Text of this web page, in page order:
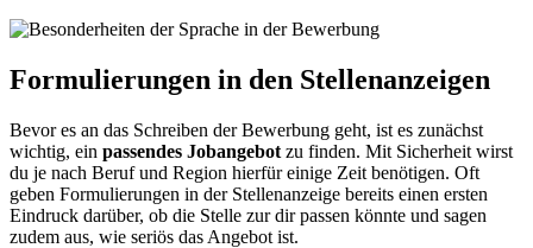
Formulierungen in den Stellenanzeigen
Bevor es an das Schreiben der Bewerbung geht, ist es zunächst
wichtig, ein passendes Jobangebot zu finden. Mit Sicherheit wirst
du je nach Beruf und Region hierfür einige Zeit benötigen. Oft
geben Formulierungen in der Stellenanzeige bereits einen ersten
Eindruck darüber, ob die Stelle zur dir passen könnte und sagen
zudem aus, wie seriös das Angebot ist.